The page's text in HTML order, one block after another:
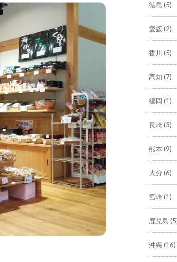
徳島 (5)
愛媛(2)
香川 (5)
高知 (7)
福岡 (1)
長崎(3)
熊本 (9)
大分 (6)
宮崎(1)
鹿児島
沖縄 (16)